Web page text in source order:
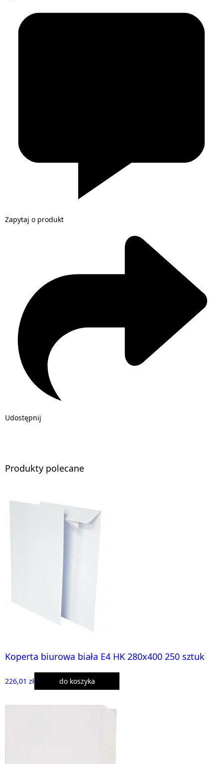
Zapytaj o produkt
Udostępnij
Produkty polecane
Koperta biurowa biała E4 HK 280x400 250 sztuk
226,01 zł do koszyka